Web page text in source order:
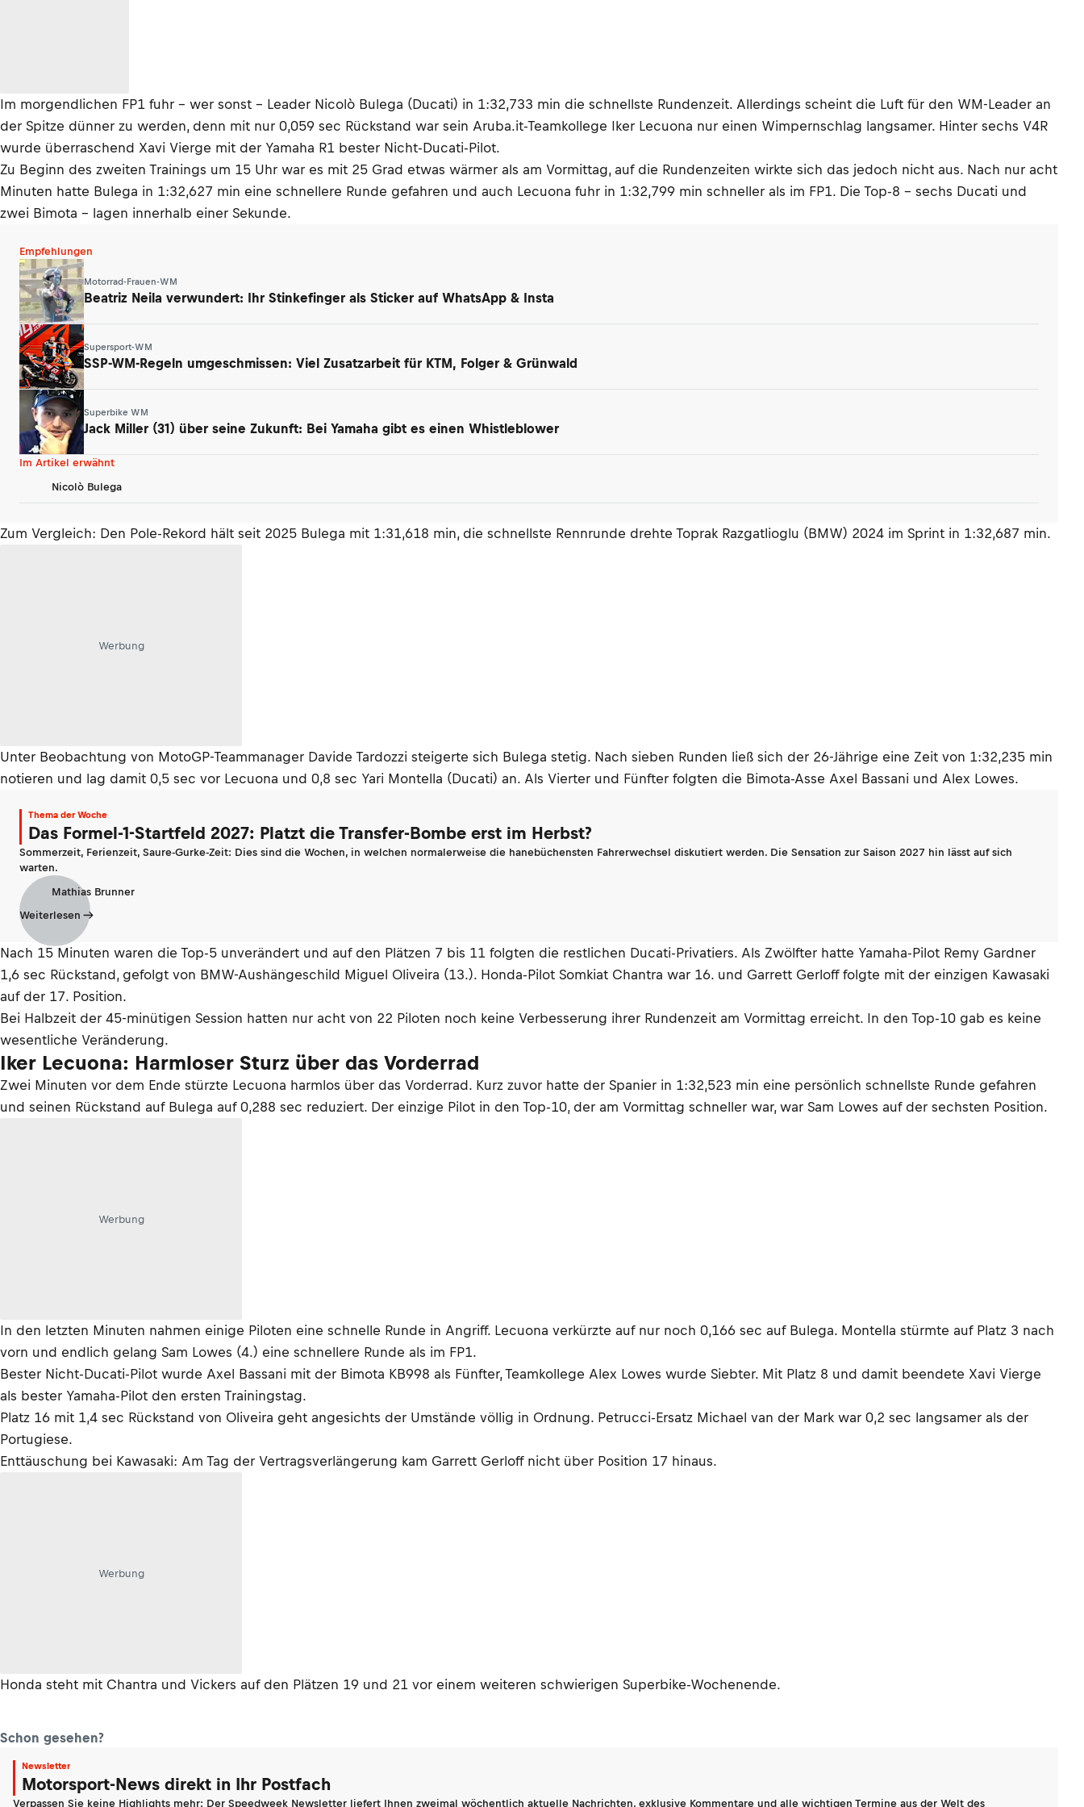
Im morgendlichen FP1 fuhr – wer sonst – Leader Nicolò Bulega (Ducati) in 1:32,733 min die schnellste Rundenzeit. Allerdings scheint die Luft für den WM-Leader an
der Spitze dünner zu werden, denn mit nur 0,059 sec Rückstand war sein Aruba.it-Teamkollege Iker Lecuona nur einen Wimpernschlag langsamer. Hinter sechs V4R
wurde überraschend Xavi Vierge mit der Yamaha R1 bester Nicht-Ducati-Pilot.
Zu Beginn des zweiten Trainings um 15 Uhr war es mit 25 Grad etwas wärmer als am Vormittag, auf die Rundenzeiten wirkte sich das jedoch nicht aus. Nach nur acht
Minuten hatte Bulega in 1:32,627 min eine schnellere Runde gefahren und auch Lecuona fuhr in 1:32,799 min schneller als im FP1. Die Top-8 – sechs Ducati und
zwei Bimota – lagen innerhalb einer Sekunde.
Empfehlungen
Motorrad-Frauen-WM
Beatriz Neila verwundert: Ihr Stinkefinger als Sticker auf WhatsApp & Insta
Supersport-WM
SSP-WM-Regeln umgeschmissen: Viel Zusatzarbeit für KTM, Folger & Grünwald
Superbike WM
Jack Miller (31) über seine Zukunft: Bei Yamaha gibt es einen Whistleblower
Im Artikel erwähnt
Nicolò Bulega
Zum Vergleich: Den Pole-Rekord hält seit 2025 Bulega mit 1:31,618 min, die schnellste Rennrunde drehte Toprak Razgatlioglu (BMW) 2024 im Sprint in 1:32,687 min.
Werbung
Unter Beobachtung von MotoGP-Teammanager Davide Tardozzi steigerte sich Bulega stetig. Nach sieben Runden ließ sich der 26-Jährige eine Zeit von 1:32,235 min
notieren und lag damit 0,5 sec vor Lecuona und 0,8 sec Yari Montella (Ducati) an. Als Vierter und Fünfter folgten die Bimota-Asse Axel Bassani und Alex Lowes.
Thema der Woche
Das Formel-1-Startfeld 2027: Platzt die Transfer-Bombe erst im Herbst?
Sommerzeit, Ferienzeit, Saure-Gurke-Zeit: Dies sind die Wochen, in welchen normalerweise die hanebüchensten Fahrerwechsel diskutiert werden. Die Sensation zur Saison 2027 hin lässt auf sich
warten.
Mathias Brunner
Weiterlesen
Nach 15 Minuten waren die Top-5 unverändert und auf den Plätzen 7 bis 11 folgten die restlichen Ducati-Privatiers. Als Zwölfter hatte Yamaha-Pilot Remy Gardner
1,6 sec Rückstand, gefolgt von BMW-Aushängeschild Miguel Oliveira (13.). Honda-Pilot Somkiat Chantra war 16. und Garrett Gerloff folgte mit der einzigen Kawasaki
auf der 17. Position.
Bei Halbzeit der 45-minütigen Session hatten nur acht von 22 Piloten noch keine Verbesserung ihrer Rundenzeit am Vormittag erreicht. In den Top-10 gab es keine
wesentliche Veränderung.
Iker Lecuona: Harmloser Sturz über das Vorderrad
Zwei Minuten vor dem Ende stürzte Lecuona harmlos über das Vorderrad. Kurz zuvor hatte der Spanier in 1:32,523 min eine persönlich schnellste Runde gefahren
und seinen Rückstand auf Bulega auf 0,288 sec reduziert. Der einzige Pilot in den Top-10, der am Vormittag schneller war, war Sam Lowes auf der sechsten Position.
Werbung
In den letzten Minuten nahmen einige Piloten eine schnelle Runde in Angriff. Lecuona verkürzte auf nur noch 0,166 sec auf Bulega. Montella stürmte auf Platz 3 nach
vorn und endlich gelang Sam Lowes (4.) eine schnellere Runde als im FP1.
Bester Nicht-Ducati-Pilot wurde Axel Bassani mit der Bimota KB998 als Fünfter, Teamkollege Alex Lowes wurde Siebter. Mit Platz 8 und damit beendete Xavi Vierge
als bester Yamaha-Pilot den ersten Trainingstag.
Platz 16 mit 1,4 sec Rückstand von Oliveira geht angesichts der Umstände völlig in Ordnung. Petrucci-Ersatz Michael van der Mark war 0,2 sec langsamer als der
Portugiese.
Enttäuschung bei Kawasaki: Am Tag der Vertragsverlängerung kam Garrett Gerloff nicht über Position 17 hinaus.
Werbung
Honda steht mit Chantra und Vickers auf den Plätzen 19 und 21 vor einem weiteren schwierigen Superbike-Wochenende.
Schon gesehen?
Newsletter
Motorsport-News direkt in Ihr Postfach
Verpassen Sie keine Highlights mehr: Der Speedweek Newsletter liefert Ihnen zweimal wöchentlich aktuelle Nachrichten, exklusive Kommentare und alle wichtigen Termine aus der Welt des